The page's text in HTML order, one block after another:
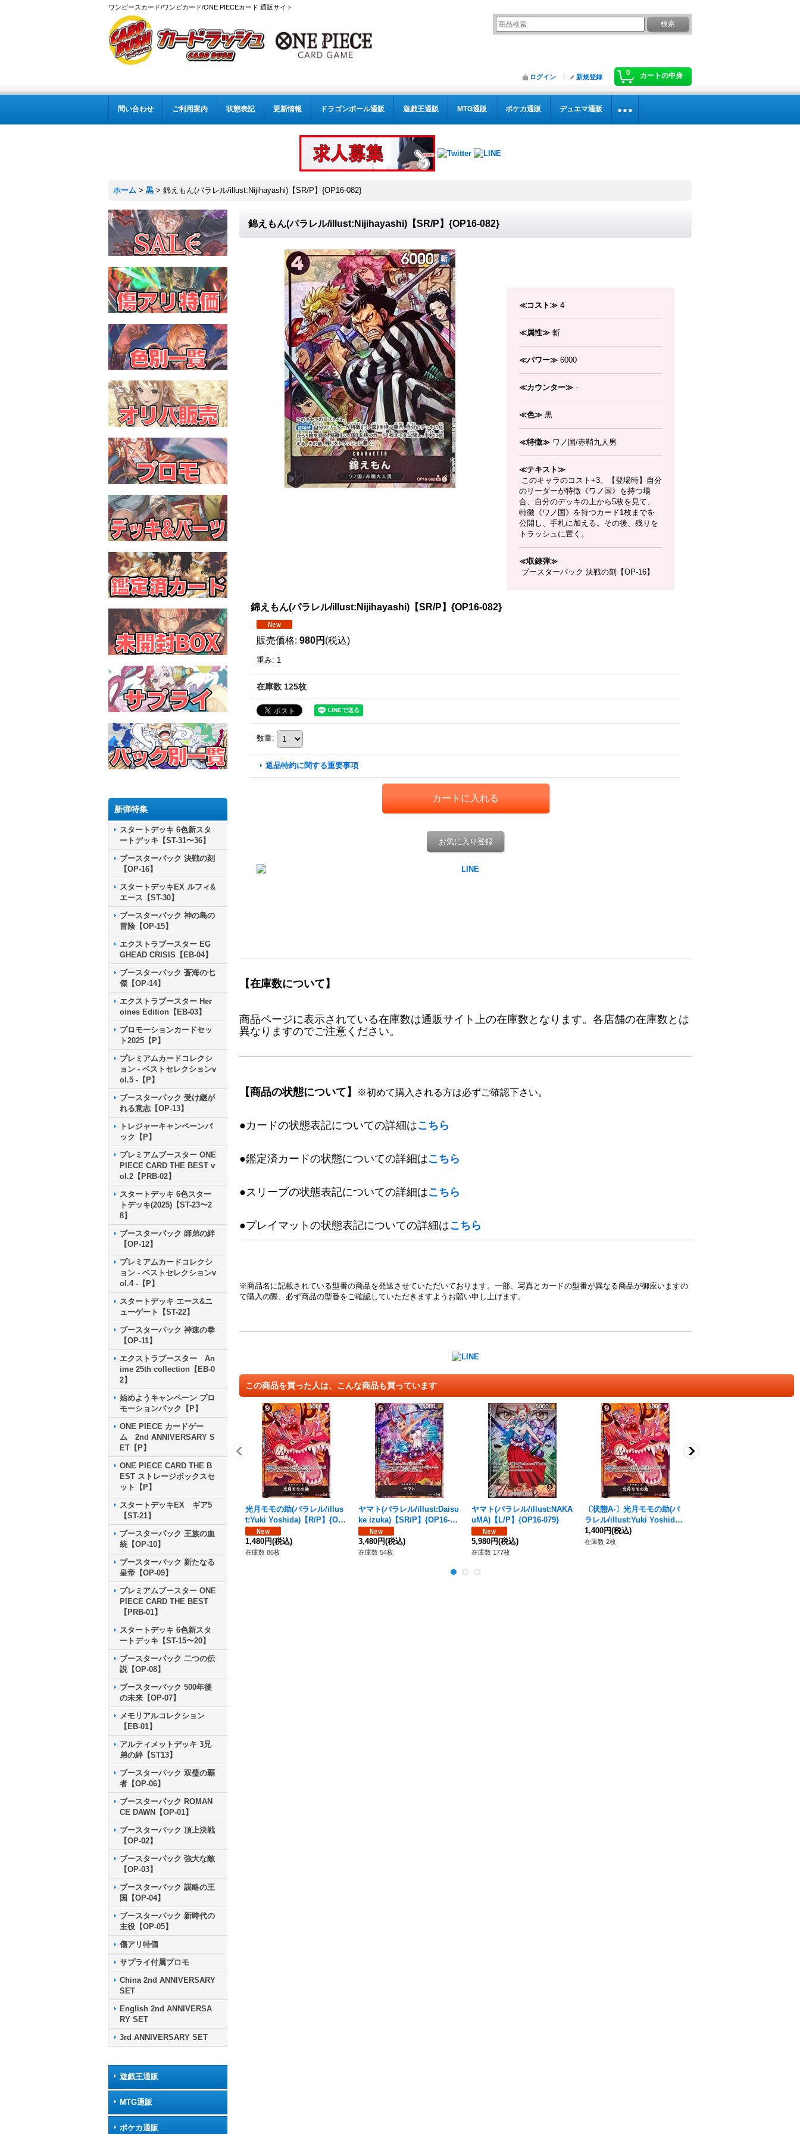
ワンピースカード/ワンピカード/ONE PIECEカード 通販サイト
0 カートの中身
ログイン 新規登録
問い合わせ ご利用案内 状態表記 更新情報 ドラゴンボール通販 遊戯王通販 MTG通販 ポケカ通販 デュエマ通販
ホーム > 黒 > 錦えもん(パラレル/illust:Nijihayashi)【SR/P】{OP16-082}
新弾特集
スタートデッキ 6色新スタ
ートデッキ【ST-31〜36】
ブースターパック 決戦の刻
【OP-16】
スタートデッキEX ルフィ&
エース【ST-30】
ブースターパック 神の島の
冒険【OP-15】
エクストラブースター EG
GHEAD CRISIS【EB-04】
ブースターパック 蒼海の七
傑【OP-14】
エクストラブースター Her
oines Edition【EB-03】
プロモーションカードセッ
ト2025【P】
プレミアムカードコレクシ
ョン - ベストセレクションv
ol.5 -【P】
ブースターパック 受け継が
れる意志【OP-13】
トレジャーキャンペーンパ
ック【P】
プレミアムブースター ONE
PIECE CARD THE BEST v
ol.2【PRB-02】
スタートデッキ 6色スター
トデッキ(2025)【ST-23〜2
8】
ブースターパック 師弟の絆
【OP-12】
プレミアムカードコレクシ
ョン - ベストセレクションv
ol.4 -【P】
スタートデッキ エース&ニ
ューゲート【ST-22】
ブースターパック 神速の拳
【OP-11】
エクストラブースター An
ime 25th collection【EB-0
2】
始めようキャンペーン プロ
モーションパック【P】
ONE PIECE カードゲー
ム 2nd ANNIVERSARY S
ET【P】
ONE PIECE CARD THE B
EST ストレージボックスセ
ット【P】
スタートデッキEX ギア5
【ST-21】
ブースターパック 王族の血
統【OP-10】
ブースターパック 新たなる
皇帝【OP-09】
プレミアムブースター ONE
PIECE CARD THE BEST
【PRB-01】
スタートデッキ 6色新スタ
ートデッキ【ST-15〜20】
ブースターパック 二つの伝
説【OP-08】
ブースターパック 500年後
の未来【OP-07】
メモリアルコレクション
【EB-01】
アルティメットデッキ 3兄
弟の絆【ST13】
ブースターパック 双璧の覇
者【OP-06】
ブースターパック ROMAN
CE DAWN【OP-01】
ブースターパック 頂上決戦
【OP-02】
ブースターパック 強大な敵
【OP-03】
ブースターパック 謀略の王
国【OP-04】
ブースターパック 新時代の
主役【OP-05】
傷アリ特価
サプライ付属プロモ
China 2nd ANNIVERSARY
SET
English 2nd ANNIVERSA
RY SET
3rd ANNIVERSARY SET
遊戯王通販
MTG通販
ポケカ通販
錦えもん(パラレル/illust:Nijihayashi)【SR/P】{OP16-082}
≪コスト≫ 4
≪属性≫ 斬
≪パワー≫ 6000
≪カウンター≫ -
≪色≫ 黒
≪特徴≫ ワノ国/赤鞘九人男
≪テキスト≫
このキャラのコスト+3。【登場時】自分
のリーダーが特徴《ワノ国》を持つ場
合、自分のデッキの上から5枚を見て、
特徴《ワノ国》を持つカード1枚までを
公開し、手札に加える。その後、残りを
トラッシュに置く。
≪収録弾≫
ブースターパック 決戦の刻【OP-16】
錦えもん(パラレル/illust:Nijihayashi)【SR/P】{OP16-082}
販売価格: 980円 (税込)
重み: 1
在庫数 125枚
数量:
返品特約に関する重要事項
お気に入り登録
【在庫数について】
商品ページに表示されている在庫数は通販サイト上の在庫数となります。各店舗の在庫数とは
異なりますのでご注意ください。
【商品の状態について】 ※初めて購入される方は必ずご確認下さい。
●カードの状態表記についての詳細はこちら
●鑑定済カードの状態についての詳細はこちら
●スリーブの状態表記についての詳細はこちら
●プレイマットの状態表記についての詳細はこちら
※商品名に記載されている型番の商品を発送させていただいております。一部、写真とカードの型番が異なる商品が御座いますの
で購入の際、必ず商品の型番をご確認していただきますようお願い申し上げます。
この商品を買った人は、こんな商品も買っています
光月モモの助(パラレル/illus
t:Yuki Yoshida)【R/P】{OP
16-085}
1,480円(税込)
在庫数 86枚
ヤマト(パラレル/illust:Daisu
ke izuka)【SR/P】{OP16-09
8}
3,480円(税込)
在庫数 54枚
ヤマト(パラレル/illust:NAKA
uMA)【L/P】{OP16-079}
5,980円(税込)
在庫数 177枚
〔状態A-〕光月モモの助(パ
ラレル/illust:Yuki Yoshida)
【R/P】{OP16-085}
1,400円(税込)
在庫数 2枚